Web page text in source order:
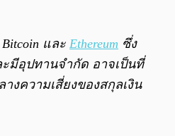
และ Ethereum ซึ่ง
มีอุปทานจำกัด อาจเป็นที่
งความเสี่ยงของสกุลเงิน